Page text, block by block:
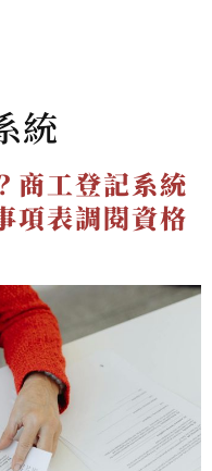
統
商工登記系統
項表調閱資格